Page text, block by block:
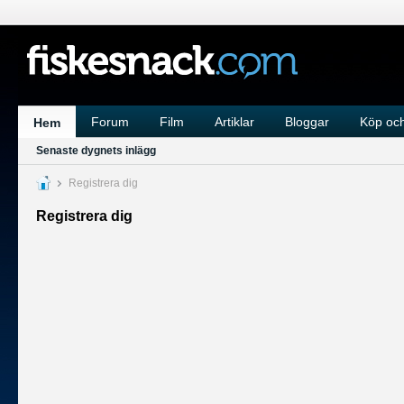
Hem Forum Film Artiklar Bloggar Köp
Senaste dygnets inlägg
Registrera dig
Registrera dig